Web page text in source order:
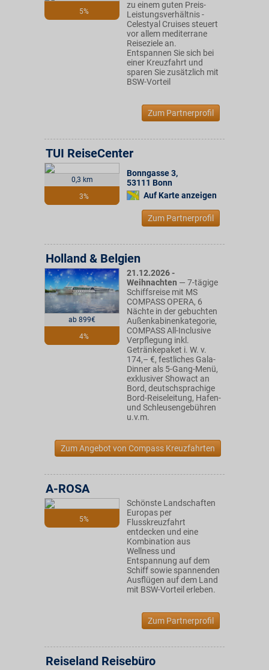
5%
zu einem guten Preis-
Leistungsverhältnis -
Celestyal Cruises steuert
vor allem mediterrane
Reiseziele an.
Entspannen Sie sich bei
einer Kreuzfahrt und
sparen Sie zusätzlich mit
BSW-Vorteil
Zum Partnerprofil
0,3 km
3%
TUI ReiseCenter
Bonngasse 3,
53111 Bonn
Auf Karte anzeigen
Zum Partnerprofil
ab 899€
4%
Holland & Belgien
21.12.2026 -
Weihnachten — 7-tägige
Schiffsreise mit MS
COMPASS OPERA, 6
Nächte in der gebuchten
Außenkabinenkategorie,
COMPASS All-Inclusive
Verpflegung inkl.
Getränkepaket i. W. v.
174,– €, festliches Gala-
Dinner als 5-Gang-Menü,
exklusiver Showact an
Bord, deutschsprachige
Bord-Reiseleitung, Hafen-
und Schleusengebühren
u.v.m.
Zum Angebot von Compass Kreuzfahrten
5%
A-ROSA
Schönste Landschaften
Europas per
Flusskreuzfahrt
entdecken und eine
Kombination aus
Wellness und
Entspannung auf dem
Schiff sowie spannenden
Ausflügen auf dem Land
mit BSW-Vorteil erleben.
Zum Partnerprofil
Reiseland Reisebüro